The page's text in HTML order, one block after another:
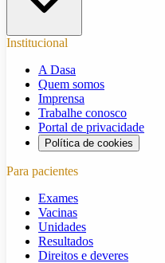
Institucional
A Dasa
Quem somos
Imprensa
Trabalhe conosco
Portal de privacidade
Política de cookies
Para pacientes
Exames
Vacinas
Unidades
Resultados
Direitos e deveres